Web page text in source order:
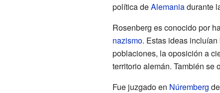
política deAlemaniadurante
Rosenberg es conocido por
nazismo. Estas ideas
poblaciones, la oposición a
territorio alemán. También se
Fue juzgado en Núremberg